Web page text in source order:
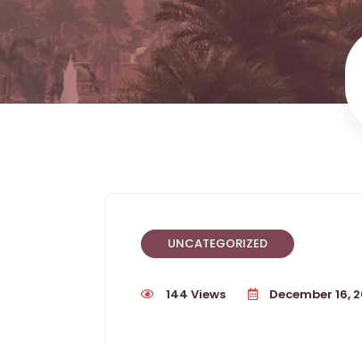
UNCATEGORIZED
144 Views December 16,